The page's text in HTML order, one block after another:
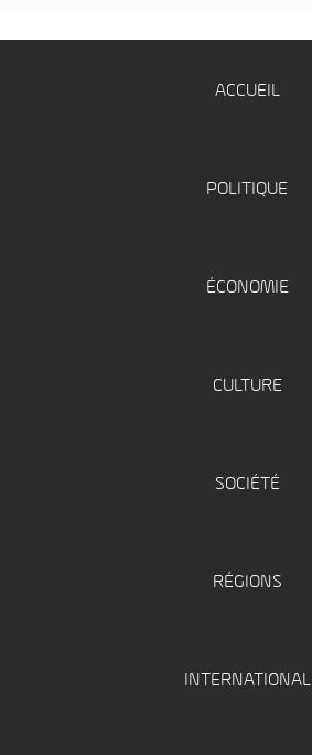
ACCUEIL
POLITIQUE
ÉCONOMIE
CULTURE
SOCIÉTÉ
RÉGIONS
INTERNATIONAL